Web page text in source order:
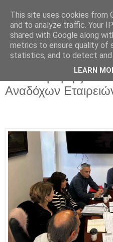
14/11/2025
Υπόγειος Χώρος
Αυτοκινήτων
Συνάντηση
Αναδόχων
This site uses cookies from
and to analyze traffic. Your
shared with Google along
metrics to ensure quality of
statistics, and to detect and
LEARN